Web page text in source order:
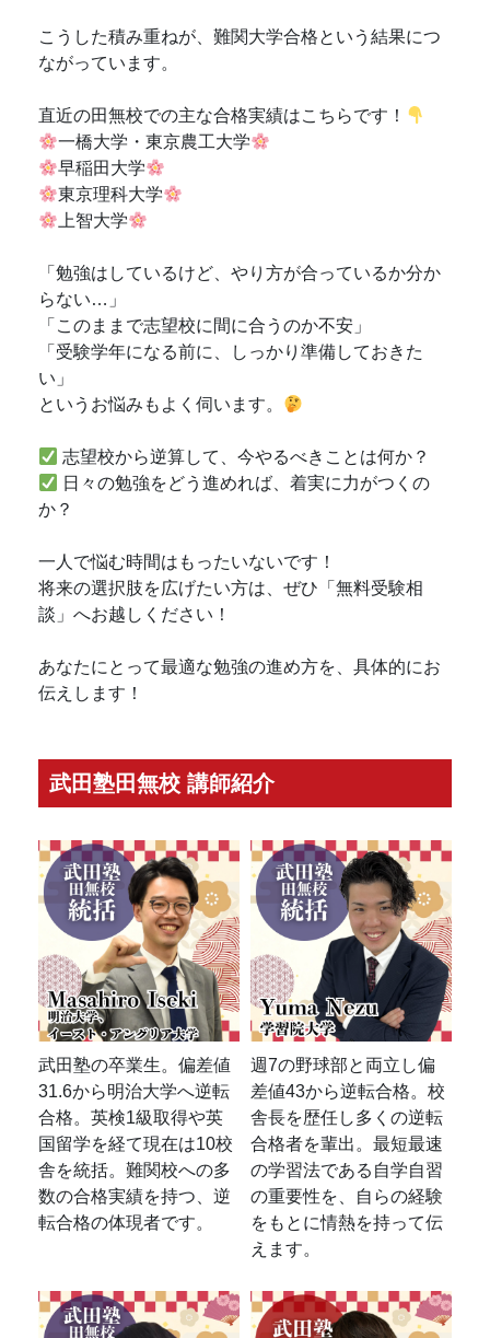
こうした積み重ねが、難関大学合格という結果につ
ながっています。
直近の田無校での主な合格実績はこちらです！
一橋大学・東京農工大学
早稲田大学
東京理科大学
上智大学
「勉強はしているけど、やり方が合っているか分か
らない…」
「このままで志望校に間に合うのか不安」
「受験学年になる前に、しっかり準備しておきた
い」
というお悩みもよく伺います。
志望校から逆算して、今やるべきことは何か？
日々の勉強をどう進めれば、着実に力がつくの
か？
一人で悩む時間はもったいないです！
将来の選択肢を広げたい方は、ぜひ「無料受験相
談」へお越しください！
あなたにとって最適な勉強の進め方を、具体的にお
伝えします！
武田塾田無校 講師紹介
武田塾の卒業生。偏差値
31.6から明治大学へ逆転
合格。英検1級取得や英
国留学を経て現在は10校
舎を統括。難関校への多
数の合格実績を持つ、逆
転合格の体現者です。
週7の野球部と両立し偏
差値43から逆転合格。校
舎長を歴任し多くの逆転
合格者を輩出。最短最速
の学習法である自学自習
の重要性を、自らの経験
をもとに情熱を持って伝
えます。